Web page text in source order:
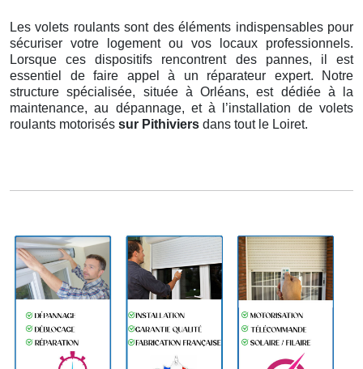
Les volets roulants sont des éléments indispensables pour
sécuriser votre logement ou vos locaux professionnels.
Lorsque ces dispositifs rencontrent des pannes, il est
essentiel de faire appel à un réparateur expert. Notre
structure spécialisée, située à Orléans, est dédiée à la
maintenance, au dépannage, et à l’installation de volets
roulants motorisés sur Pithiviers dans tout le Loiret.